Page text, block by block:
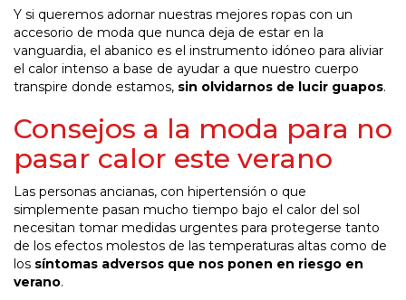
Y si queremos adornar nuestras mejores ropas con un
accesorio de moda que nunca deja de estar en la
vanguardia, el abanico es el instrumento idóneo para aliviar
el calor intenso a base de ayudar a que nuestro cuerpo
transpire donde estamos, sin olvidarnos de lucir guapos.
Consejos a la moda para no
pasar calor este verano
Las personas ancianas, con hipertensión o que
simplemente pasan mucho tiempo bajo el calor del sol
necesitan tomar medidas urgentes para protegerse tanto
de los efectos molestos de las temperaturas altas como de
los síntomas adversos que nos ponen en riesgo en
verano.